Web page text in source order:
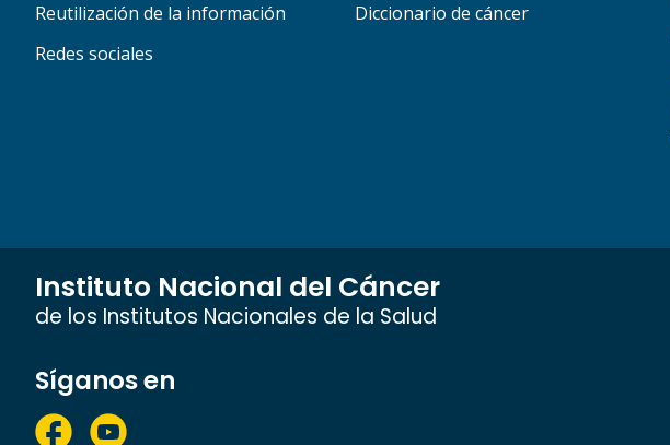
Reutilización de la información
Redes sociales
Diccionario de cáncer
Instituto Nacional del Cáncer
de los Institutos Nacionales de la Salud
Síganos en